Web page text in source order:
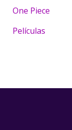
One Piece
Películas